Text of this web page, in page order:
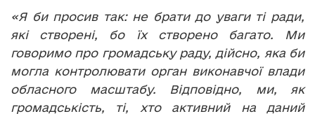
«Я би просив так: не брати до уваги ті ради,
які створені, бо їх створено багато. Ми
говоримо про громадську раду, дійсно, яка би
могла контролювати орган виконавчої влади
обласного масштабу. Відповідно, ми, як
громадськість, ті, хто активний на даний